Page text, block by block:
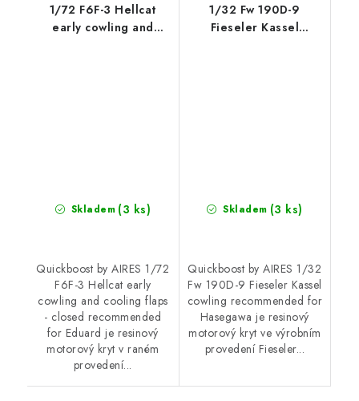
1/72 F6F-3 Hellcat
early cowling and
Skladem (3 ks)
Quickboost by AIRES 1/72
F6F-3 Hellcat early
cowling and cooling flaps
- closed recommended
for Eduard je resinový
motorový kryt v raném
provedení...
1/32 Fw 190D-9
Fieseler Kassel
Skladem (3 ks)
Quickboost by AIRES 1/32
Fw 190D-9 Fieseler Kassel
cowling recommended for
Hasegawa je resinový
motorový kryt ve výrobním
provedení Fieseler...